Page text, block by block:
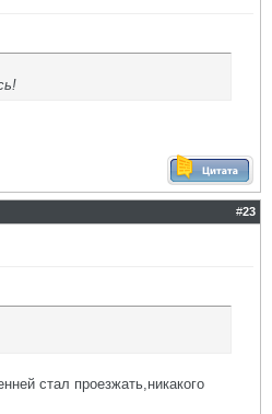
#23
стал проезжать,никакого